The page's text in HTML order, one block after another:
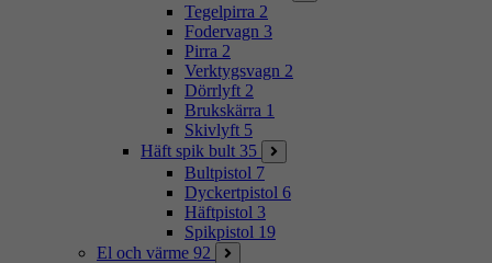
Tegelpirra 2
Fodervagn 3
Pirra 2
Verktygsvagn 2
Dörrlyft 2
Brukskärra 1
Skivlyft 5
Häft spik bult 35
Bultpistol 7
Dyckertpistol 6
Häftpistol 3
Spikpistol 19
El och värme 92